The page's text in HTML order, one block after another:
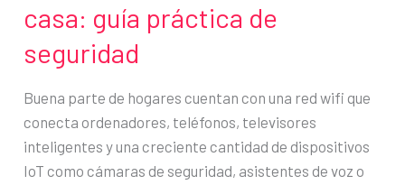
casa: guía práctica de
seguridad
Buena parte de hogares cuentan con una red wifi que
conecta ordenadores, teléfonos, televisores
inteligentes y una creciente cantidad de dispositivos
IoT como cámaras de seguridad, asistentes de voz o